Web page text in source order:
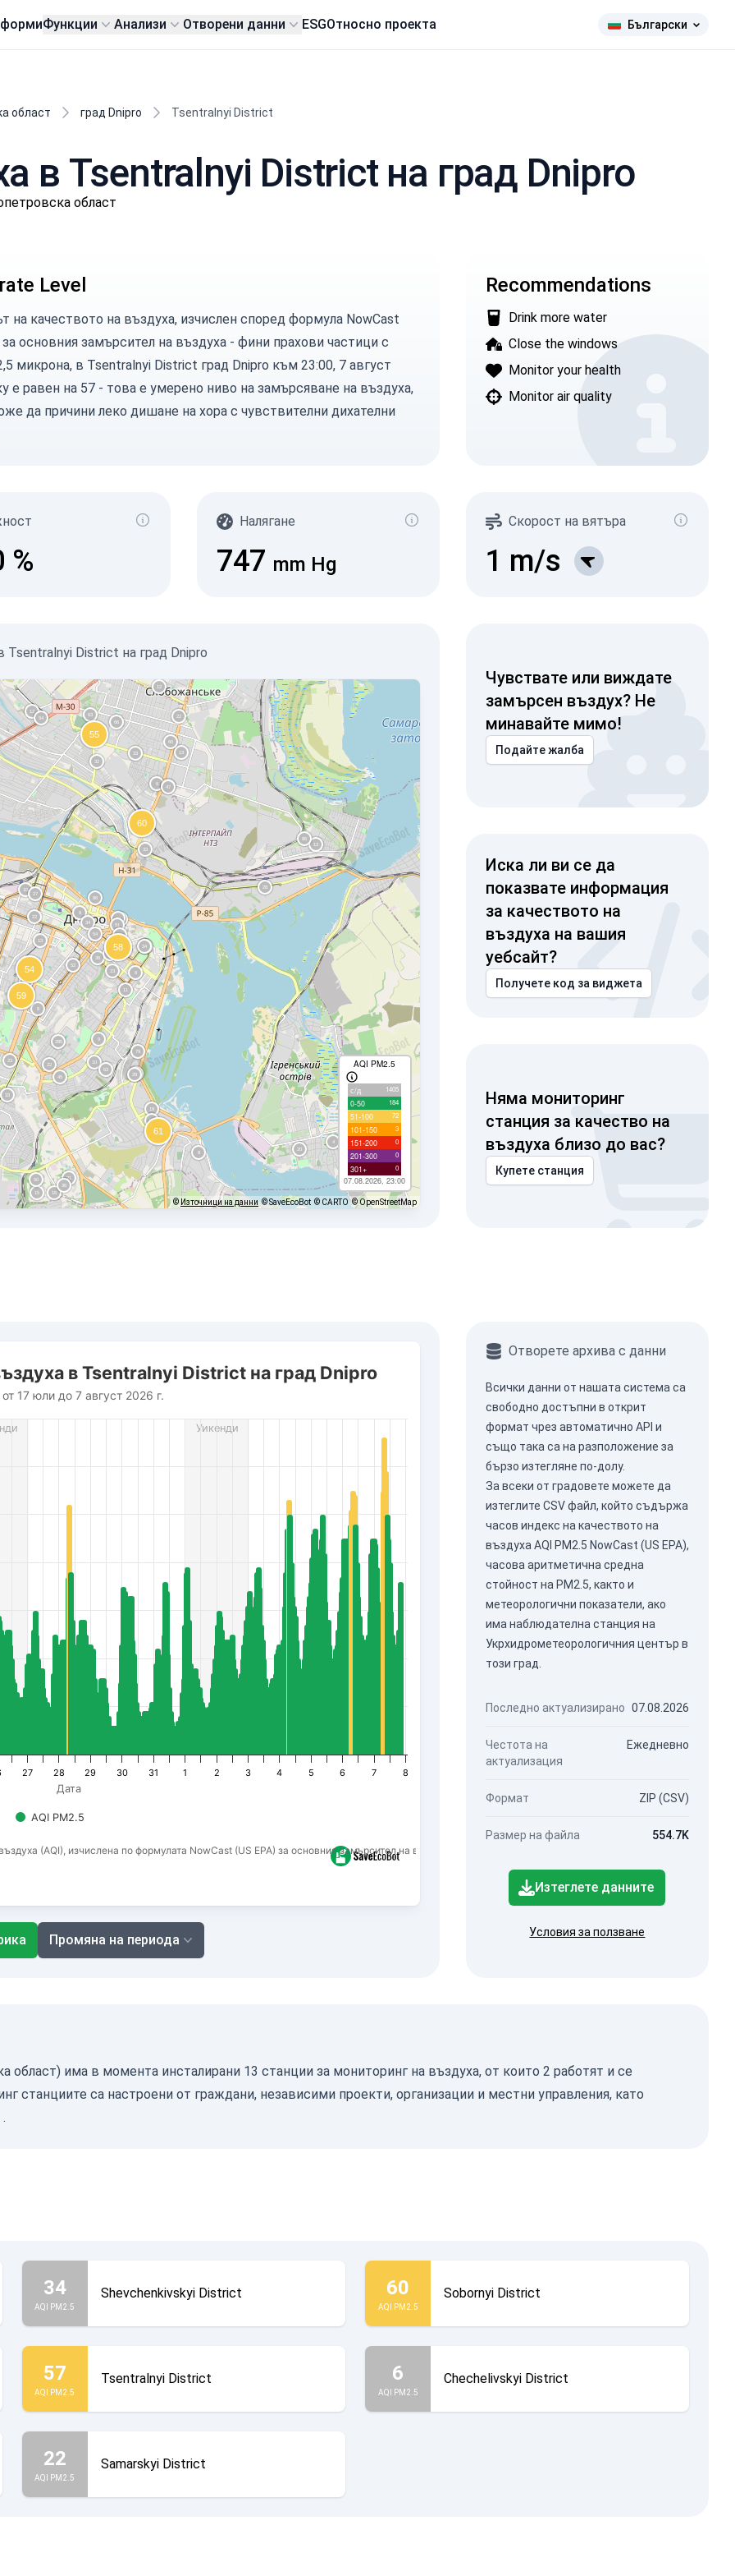
Функции Анализи Отворени данни ESGОтносно проекта Български
област град Dnipro Tsentralnyi District
в Tsentralnyi District на град Dnipro
област
Level
на качеството на въздуха, изчислен според формула NowCast
основния замърсител на въздуха - фини прахови частицис
микрона, в Tsentralnyi District град Dnipro към 23:00, 7 август
е равен на 57 - това е умерено ниво на замърсяване на въздуха,
да причини леко дишане на хора с чувствителни дихателни
Recommendations
Drink more water
Close the windows
Monitor your health
Monitor air quality
%
Налягане
747 mm Hg
Скорост на вятъра
1 m/s
Tsentralnyi District на град Dnipro
AQI PM2.5
с/д 1405
0-50 184
51-100 72
101-150 3
151-200 0
201-300 0
301+ 0
07.08.2026, 23:00
© Източници на данни © SaveEcoBot © CARTO © OpenStreetMap
Чувствате или виждате
замърсен въздух? Не
минавайте мимо!
Подайте жалба
Иска ли ви се да
показвате информация
за качеството на
въздуха на вашия
уебсайт?
Получете код за виджета
Няма мониторинг
станция за качество на
въздуха близо до вас?
Купете станция
from 5 to 66.
(AQI), изчислена по формулата NowCast (US EPA) за основния замърсител на въздуха - фин прах с дроб PM2.5.
Уикенди
Дата
в Tsentralnyi District на град Dnipro
17 юли до 7 август 2026 г.
AQI PM2.5
27 28 29 30 31 1 2 3 4 5 6 7 8
Промяна на периода
Отворете архива с данни
Всички данни от нашата система са
свободно достъпни в открит
формат чрез автоматично API и
също така са на разположение за
бързо изтегляне по-долу.
За всеки от градовете можете да
изтеглите CSV файл, който съдържа
часов индекс на качеството на
въздуха AQI PM2.5 NowCast (US EPA),
часова аритметична средна
стойност на PM2.5, както и
метеорологични показатели, ако
има наблюдателна станция на
Укрхидрометеорологичния център в
този град.
Последно актуализирано 07.08.2026
Честота на
актуализация
Ежедневно
Формат ZIP (CSV)
Размер на файла 554.7K
Изтеглете данните
Условия за ползване
област) има в момента инсталирани 13 станции за мониторинг на въздуха, от които 2 работят и се
станциите са настроени от граждани, независими проекти, организации и местни управления, като
.
34
AQI PM2.5
Shevchenkivskyi District 60
AQI PM2.5
Sobornyi District
57
AQI PM2.5
Tsentralnyi District 6
AQI PM2.5
Chechelivskyi District
22
AQI PM2.5
Samarskyi District